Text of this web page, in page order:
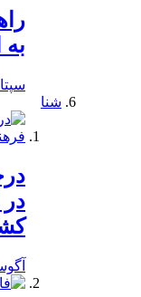
به
سپتامبر
شنا
آگوست